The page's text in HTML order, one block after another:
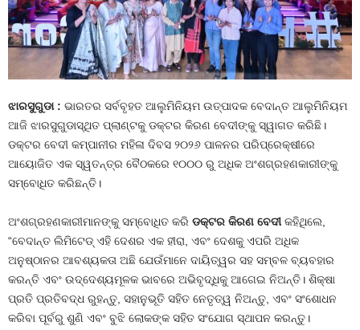
ଝାରସୁଗୁଡା : ଭାରତର ସର୍ବବୃହତ ଆଲୁମିନିୟମ ଉତ୍ପାଦକ ବେଦାନ୍ତ ଆଲୁମିନିୟମ
ଆଜି ଝାରସୁଗୁଡାସ୍ଥିତ ପ୍ଲାଣ୍ଟକୁ ଡକ୍ଟର କିରଣ ବେଦୀଙ୍କୁ ସ୍ୱାଗତ କରିଛି।
ଡକ୍ଟର ବେଦୀ କମ୍ପାନୀର ମହିଳା ଦିବସ ୨୦୨୬ ପାଳନର ପରିପ୍ରେକ୍ଷୀରେ
ଆୟୋଜିତ ଏକ ସ୍ୱତନ୍ତ୍ର ବୈଠକରେ ୧୦୦୦ ରୁ ଅଧିକ ଅଂଶଗ୍ରହଣକାରୀଙ୍କୁ
ସମ୍ବୋଧିତ କରିଛନ୍ତି।
ଅଂଶଗ୍ରହଣକାରୀମାନଙ୍କୁ ସମ୍ବୋଧିତ କରି ଡକ୍ଟର କିରଣ ବେଦୀ କହିଥିଲେ,
“ବେଦାନ୍ତ ଲିମିଟେଡ୍ ଏହି ଦେଶର ଏକ ହୀରା, ଏବଂ ଦେଶକୁ ଏପରି ଅଧିକ
ଅନୁଷ୍ଠାନର ଆବଶ୍ୟକତା ଅଛି ଯେଉଁମାନେ ଦାୟିତ୍ୱର ସହ ସମ୍ବଳ ବ୍ୟବହାର
କରନ୍ତି ଏବଂ ଉଦ୍ଦେଶ୍ୟମୂଳକ ଭାବରେ ଅଭିବୃଦ୍ଧିକୁ ଆଗେଇ ନିଅନ୍ତି। ଶିକ୍ଷା
ପ୍ରତି ପ୍ରତିବଦ୍ଧ ରୁହନ୍ତୁ, ସହାନୁଭୂତି ସହିତ ନେତୃତ୍ୱ ନିଅନ୍ତୁ, ଏବଂ ସଂଶୋଧନ
କରିବା ପୂର୍ବରୁ ଶୁଣି ଏବଂ ବୁଝି ଲୋକଙ୍କ ସହିତ ସଂଯୋଗ ସ୍ଥାପନ କରନ୍ତୁ।